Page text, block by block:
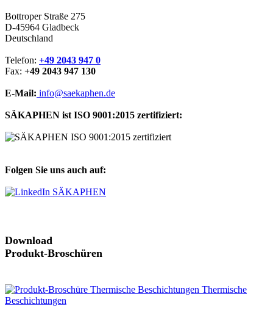
Bottroper Straße 275
D-45964 Gladbeck
Deutschland
Telefon: +49 2043 947 0
Fax: +49 2043 947 130
E-Mail: info@saekaphen.de
SÄKAPHEN ist ISO 9001:2015 zertifiziert:
Folgen Sie uns auch auf:
Download
Produkt-Broschüren
Thermische
Beschichtungen